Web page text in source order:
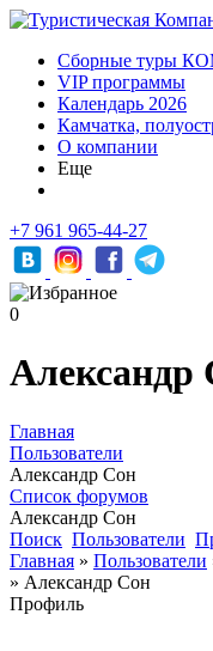
Сборные туры
VIP программы
Календарь 2026
Камчатка,
О компании
Еще
+7 961 965-44-27
0
Александр
Главная
Пользователи
Александр Сон
Список форумов
Александр Сон
Поиск Пользователи
Главная » Пользователи
» Александр Сон
Профиль